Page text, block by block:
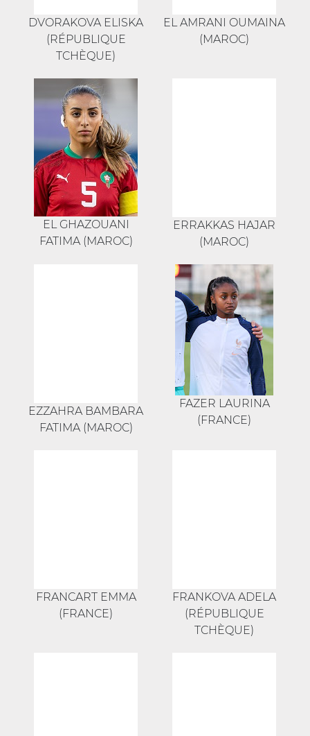
DVORAKOVA ELISKA
(RÉPUBLIQUE
TCHÈQUE)
EL AMRANI OUMAINA
(MAROC)
EL GHAZOUANI
FATIMA (MAROC)
ERRAKKAS HAJAR
(MAROC)
EZZAHRA BAMBARA
FATIMA (MAROC)
FAZER LAURINA
(FRANCE)
FRANCART EMMA
(FRANCE)
FRANKOVA ADELA
(RÉPUBLIQUE
TCHÈQUE)